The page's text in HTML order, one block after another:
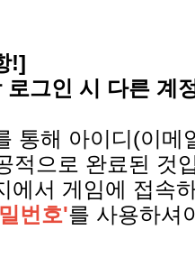
!]
그인 시 다른 계
통해 아이디(이메
적으로 완료된 것
에서 게임에 접속
번호'를 사용하셔